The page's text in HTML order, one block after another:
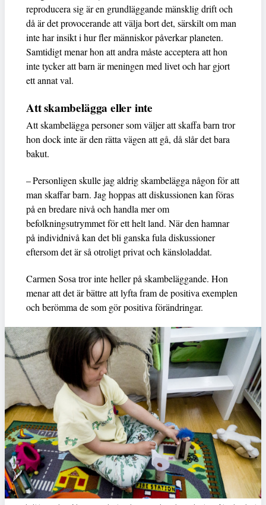
reproducera sig är en grundläggande mänsklig drift och
då är det provocerande att välja bort det, särskilt om man
inte har insikt i hur fler människor påverkar planeten.
Samtidigt menar hon att andra måste acceptera att hon
inte tycker att barn är meningen med livet och har gjort
ett annat val.
Att skambelägga eller inte
Att skambelägga personer som väljer att skaffa barn tror
hon dock inte är den rätta vägen att gå, då slår det bara
bakut.
– Personligen skulle jag aldrig skambelägga någon för att
man skaffar barn. Jag hoppas att diskussionen kan föras
på en bredare nivå och handla mer om
befolkningsutrymmet för ett helt land. När den hamnar
på individnivå kan det bli ganska fula diskussioner
eftersom det är så otroligt privat och känsloladdat.
Carmen Sosa tror inte heller på skambeläggande. Hon
menar att det är bättre att lyfta fram de positiva exemplen
och berömma de som gör positiva förändringar.